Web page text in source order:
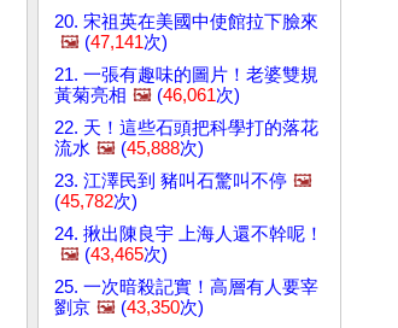
20. 宋祖英在美國中使館拉下臉來
🖼️ (47,141次)
21. 一張有趣味的圖片！老婆雙規
黃菊亮相 🖼️ (46,061次)
22. 天！這些石頭把科學打的落花
流水 🖼️ (45,888次)
23. 江澤民到 豬叫石驚叫不停 🖼️
(45,782次)
24. 揪出陳良宇 上海人還不幹呢！
🖼️ (43,465次)
25. 一次暗殺記實！高層有人要宰
劉京 🖼️ (43,350次)